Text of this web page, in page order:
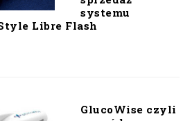
systemu
Libre Flash
GlucoWise czyli